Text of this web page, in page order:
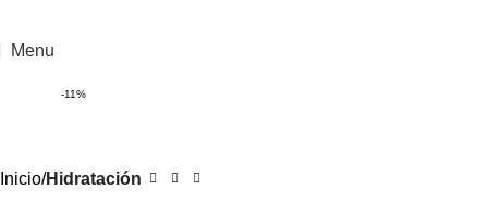
Menu
-11%
Inicio Hidratación